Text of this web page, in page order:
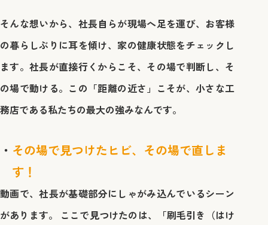
そんな想いから、社長自らが現場へ足を運び、お客様
の暮らしぶりに耳を傾け、家の健康状態をチェックし
ます。社長が直接行くからこそ、その場で判断し、そ
の場で動ける。この「距離の近さ」こそが、小さな工
務店である私たちの最大の強みなんです。
その場で見つけたヒビ、その場で直しま
す！
動画で、社長が基礎部分にしゃがみ込んでいるシーン
があります。 ここで見つけたのは、「刷毛引き（はけ